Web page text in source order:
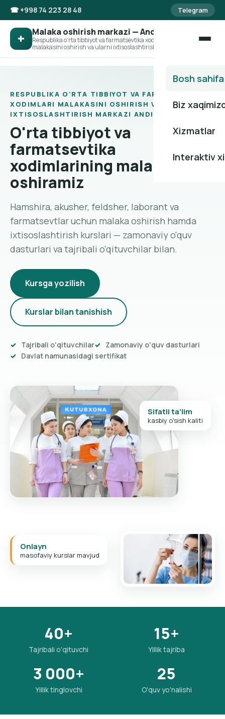
☎ +998 74 223 28 48 Telegram
+ Malaka oshirish markazi — Andijon filiali
Respublika o'rta tibbiyot va farmatsevtika xodimlari
malakasini oshirish va ularni ixtisoslashtirish markazi
Bosh sahifa
Biz
Xizmatlar
Interaktiv
RESPUBLIKA O'RTA TIBBIYOT VA FARMATSEVTIKA
XODIMLARI MALAKASINI OSHIRISH VA ULARNI
IXTISOSLASHTIRISH MARKAZI ANDIJON FILIALI
O'rta tibbiyot va
farmatsevtika
xodimlarining malakasini
oshiramiz
Hamshira, akusher, feldsher, laborant va
farmatsevtlar uchun malaka oshirish hamda
ixtisoslashtirish kurslari — zamonaviy o'quv
dasturlari va tajribali o'qituvchilar bilan.
Kursga yozilish
Kurslar bilan tanishish
Tajribali o'qituvchilar
Zamonaviy o'quv dasturlari
Davlat namunasidagi sertifikat
Sifatli ta'lim
kasbiy o'sish kaliti
Onlayn
masofaviy kurslar mavjud
40+
Tajribali o'qituvchi
15+
Yillik tajriba
3 000+
Yillik tinglovchi
25
O'quv yo'nalishi